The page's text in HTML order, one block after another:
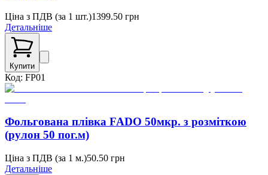
Ціна з ПДВ (за 1 шт.)1399.50 грн
Детальніше
Купити
Код: FP01
Фольгована плівка FADO 50мкр. з розміткою
(рулон 50 пог.м)
Ціна з ПДВ (за 1 м.)50.50 грн
Детальніше